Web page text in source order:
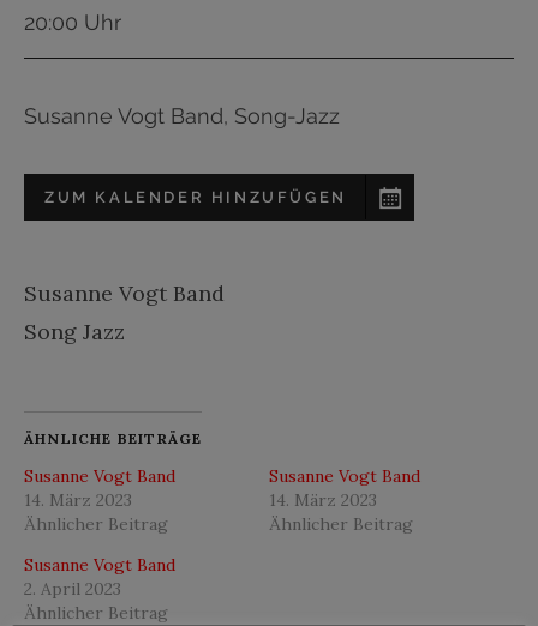
20:00 Uhr
Susanne Vogt Band, Song-Jazz
ZUM KALENDER HINZUFÜGEN
Susanne Vogt Band
Song Jazz
ÄHNLICHE BEITRÄGE
Susanne Vogt Band
14. März 2023
Ähnlicher Beitrag
Susanne Vogt Band
14. März 2023
Ähnlicher Beitrag
Susanne Vogt Band
2. April 2023
Ähnlicher Beitrag